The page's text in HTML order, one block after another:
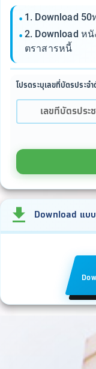
1. Download 50
2. Download ห
ตราสารหนี้
โปรดระบุเลขที่บัตรประจ
เลขที่บัตรปร
Download แบ